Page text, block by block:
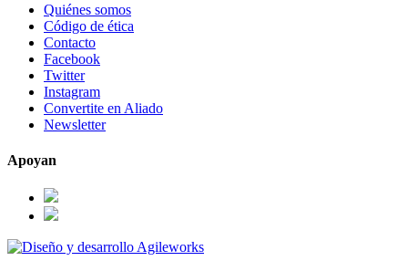
Quiénes somos
Código de ética
Contacto
Facebook
Twitter
Instagram
Convertite en Aliado
Newsletter
Apoyan